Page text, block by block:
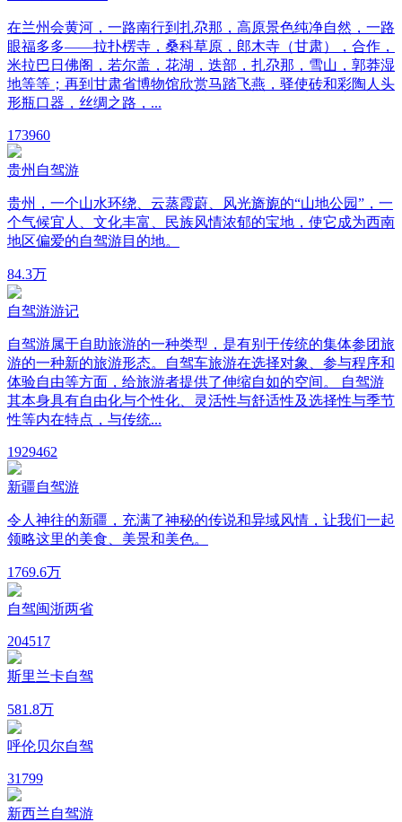
在兰州会黄河，一路南行到扎尕那，高原景色纯净自然，一路
眼福多多——拉扑楞寺，桑科草原，郎木寺（甘肃），合作，
米拉巴日佛阁，若尔盖，花湖，迭部，扎尕那，雪山，郭莽湿
地等等；再到甘肃省博物馆欣赏马踏飞燕，驿使砖和彩陶人头
形瓶口器，丝绸之路，...
173960
贵州自驾游
贵州，一个山水环绕、云蒸霞蔚、风光旖旎的“山地公园”，一
个气候宜人、文化丰富、民族风情浓郁的宝地，使它成为西南
地区偏爱的自驾游目的地。
84.3万
自驾游游记
自驾游属于自助旅游的一种类型，是有别于传统的集体参团旅
游的一种新的旅游形态。自驾车旅游在选择对象、参与程序和
体验自由等方面，给旅游者提供了伸缩自如的空间。 自驾游
其本身具有自由化与个性化、灵活性与舒适性及选择性与季节
性等内在特点，与传统...
1929462
新疆自驾游
令人神往的新疆，充满了神秘的传说和异域风情，让我们一起
领略这里的美食、美景和美色。
1769.6万
自驾闽浙两省
204517
斯里兰卡自驾
581.8万
呼伦贝尔自驾
31799
新西兰自驾游